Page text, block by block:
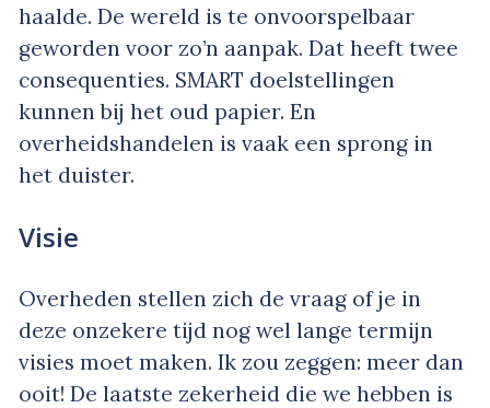
haalde. De wereld is te onvoorspelbaar
geworden voor zo’n aanpak. Dat heeft twee
consequenties. SMART doelstellingen
kunnen bij het oud papier. En
overheidshandelen is vaak een sprong in
het duister.
Visie
Overheden stellen zich de vraag of je in
deze onzekere tijd nog wel lange termijn
visies moet maken. Ik zou zeggen: meer dan
ooit! De laatste zekerheid die we hebben is